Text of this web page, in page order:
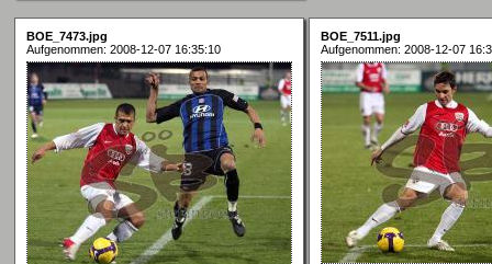
BOE_7473.jpg
Aufgenommen: 2008-12-07 16:35:10
BOE_7511.jpg
Aufgenommen: 2008-12-07